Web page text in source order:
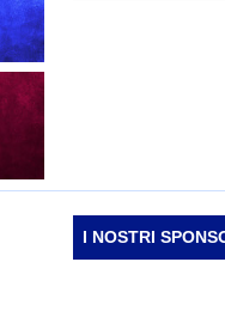
I NOSTRI